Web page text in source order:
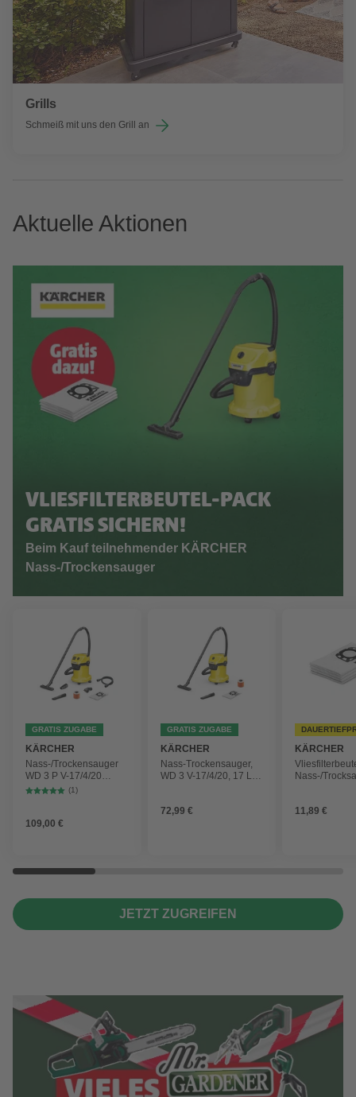
Grills
Schmeiß mit uns den Grill an
Aktuelle Aktionen
VLIESFILTERBEUTEL-PACK
GRATIS SICHERN!
Beim Kauf teilnehmender KÄRCHER
Nass-/Trockensauger
GRATIS ZUGABE
KÄRCHER
Nass-/Trockensauger
WD 3 P V-17/4/20
Workshop mit
(1)
109,00 €
GRATIS ZUGABE
KÄRCHER
Nass-Trockensauger,
WD 3 V-17/4/20, 17 L,
72,99 €
KÄRCHER
Nass-/
4 Stück
11,89 €
JETZT ZUGREIFEN